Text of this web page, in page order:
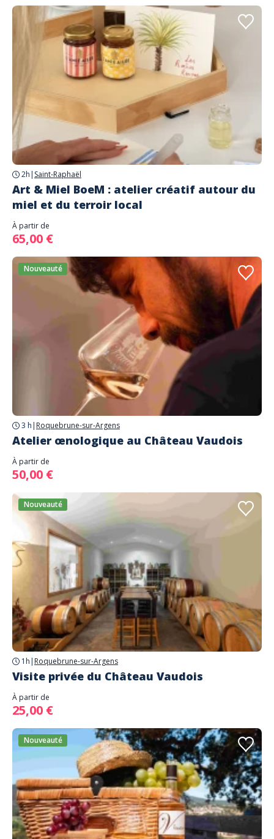
2h | Saint-Raphaël
Art & Miel BoeM : atelier créatif autour du
miel et du terroir local
À partir de
65,00 €
Nouveauté
3 h | Roquebrune-sur-Argens
Atelier œnologique au Château Vaudois
À partir de
50,00 €
Nouveauté
1h | Roquebrune-sur-Argens
Visite privée du Château Vaudois
À partir de
25,00 €
Nouveauté